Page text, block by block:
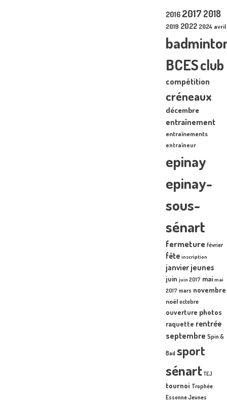
2016 2017 2018
2019 2022 2024 avril
BCESclub
compétition
créneaux
décembre
entraînement
entraînements
entraîneur
epinay
epinay-
sous-
sénart
fermeture février
fête inscription
janvier jeunes
juin juin 2017 mai mai
2017 mars novembre
noël octobre
ouverture photos
raquette rentrée
septembre Spin &
Bad sport
sénart TEJ
tournoi Trophée
Essonne Jeunes